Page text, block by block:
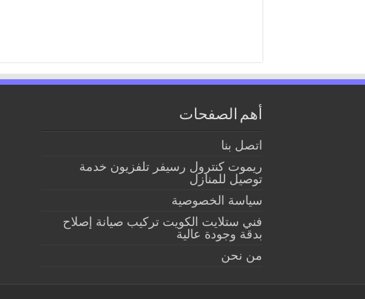
أهم الصفحات
اتصل بنا
ريموت كنترول رسيفر تلفزيون خدمة
توصيل للمنازل
سياسة الخصوصية
فني ستلايت الكويت تركيب صيانة إصلاح
بدقة وجودة عالية
من نحن